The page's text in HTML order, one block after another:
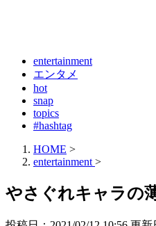
entertainment
エンタメ
hot
snap
topics
#hashtag
HOME >
entertainment >
やさぐれキャラの